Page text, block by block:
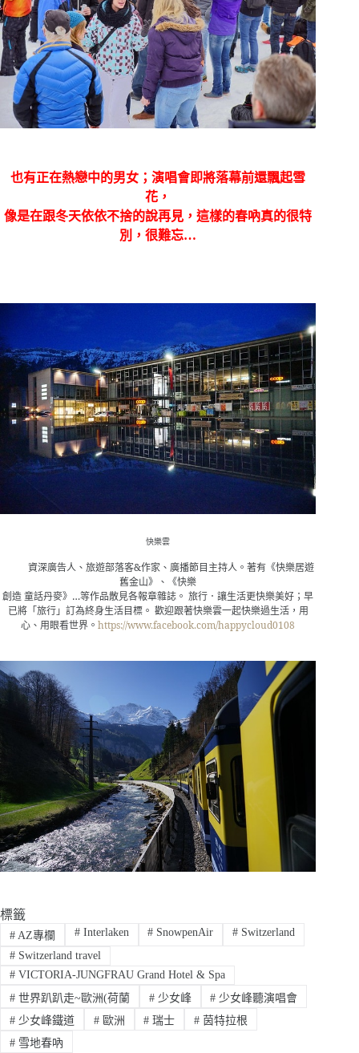
也有正在熱戀中的男女；演唱會即將落幕前還飄起雪
花，
像是在跟冬天依依不捨的說再見，這樣的春吶真的很特
別，很難忘…
快樂雲
資深廣告人、旅遊部落客&作家、廣播節目主持人。著有《快樂居遊
舊金山》、《快樂
創造 童話丹麥》 …等作品散見各報章雜誌。 旅行．讓生活更快樂美好；早
已將「旅行」訂為終身生活目標。 歡迎跟著快樂雲一起快樂過生活，用
心、用眼看世界。https://www.facebook.com/happycloud0108
標籤
#AZ專欄 #Interlaken # SnowpenAir # Switzerland
#Switzerland travel
#VICTORIA-JUNGFRAU Grand Hotel & Spa
#世界趴趴走~歐洲(荷蘭 #少女峰 # 少女峰聽演唱會
#少女峰鐵道 #歐洲 # 瑞士 # 茵特拉根
#雪地春吶